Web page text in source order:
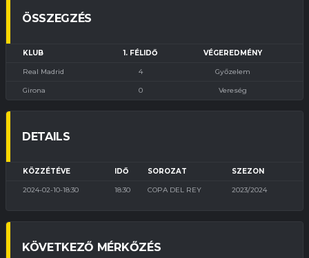
ÖSSZEGZÉS
KLUB 1. FÉLIDŐ VÉGEREDMÉNY
Real Madrid 4 Győzelem
Girona 0 Vereség
DETAILS
KÖZZÉTÉVE IDŐ SOROZAT SZEZON
2024-02-10-18:30 18:30 COPA DEL REY 2023/2024
KÖVETKEZŐ MÉRKŐZÉS